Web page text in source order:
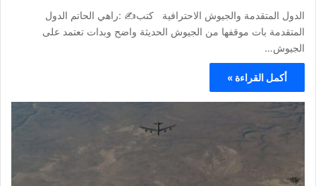
الدول المتقدمة والجيوش الاحترافية كتب✍️ :راهي الحاتم الدول
المتقدمة بات موقفها من الجيوش الحديثة واضح وبدات تعتمد على
الجيوش…
أكمل القراءة »